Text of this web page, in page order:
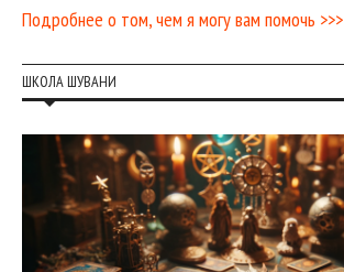
Подробнее о том, чем я могу вам помочь >>>
ШКОЛА ШУВАНИ